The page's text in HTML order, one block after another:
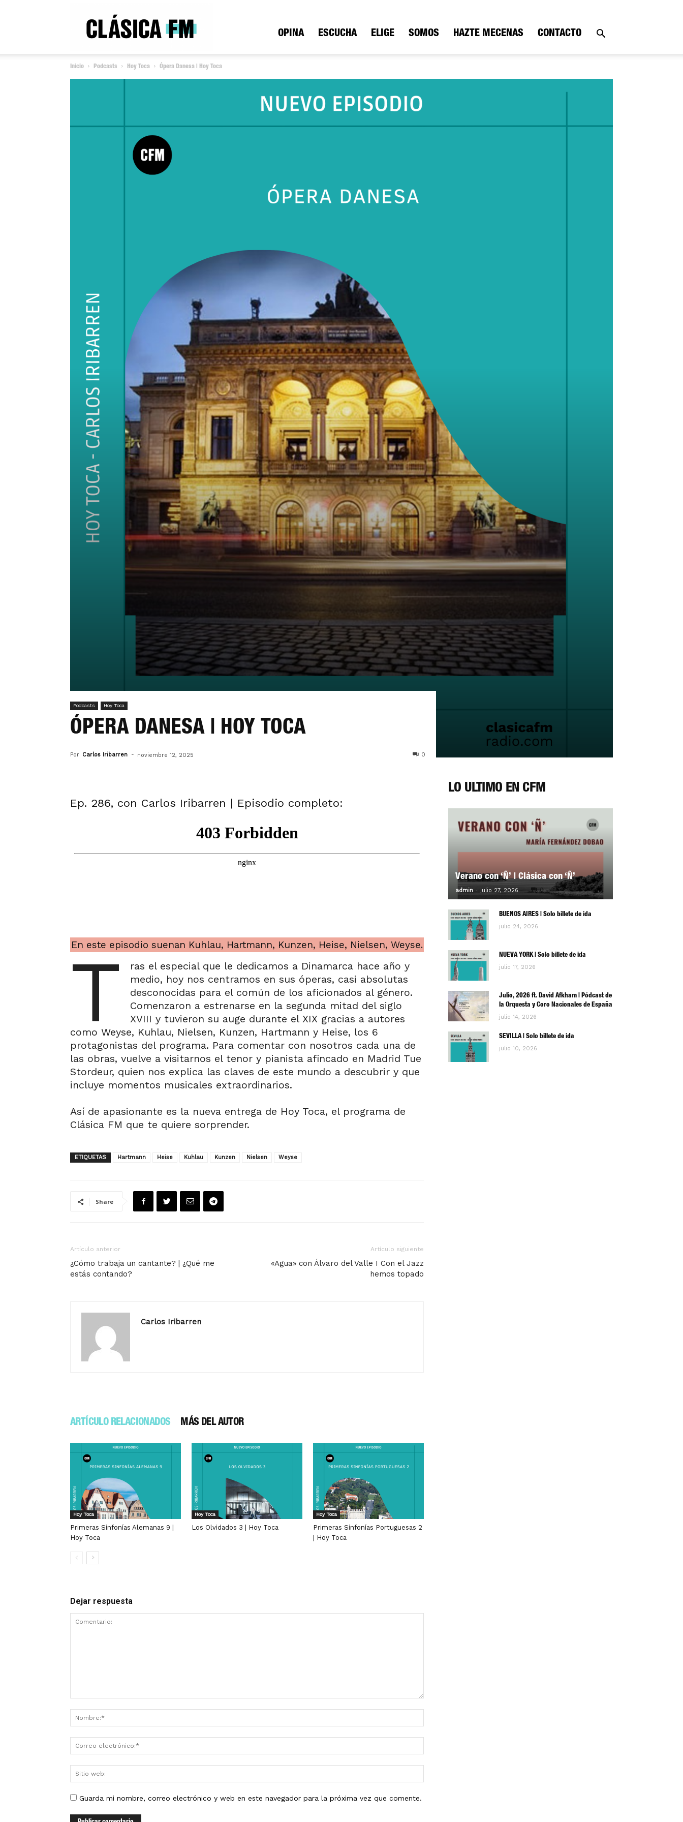
FM
OPINA ESCUCHA ELIGE SOMOS HAZTE MECENAS CONTACTO
Inicio Podcasts Hoy Toca Ópera Danesa | Hoy Toca
Podcasts Hoy Toca
ÓPERA DANESA | HOY TOCA
Por Carlos Iribarren - noviembre 12, 2025 0
Ep. 286, con Carlos Iribarren | Episodio completo:
En este episodio suenan Kuhlau, Hartmann, Kunzen, Heise, Nielsen, Weyse.
T
ras el especial que le dedicamos a Dinamarca hace año y
medio, hoy nos centramos en sus óperas, casi absolutas
desconocidas para el común de los aficionados al género.
Comenzaron a estrenarse en la segunda mitad del siglo
XVIII y tuvieron su auge durante el XIX gracias a autores
como Weyse, Kuhlau, Nielsen, Kunzen, Hartmann y Heise, los 6
protagonistas del programa. Para comentar con nosotros cada una de
las obras, vuelve a visitarnos el tenor y pianista afincado en Madrid Tue
Stordeur, quien nos explica las claves de este mundo a descubrir y que
incluye momentos musicales extraordinarios.
Así de apasionante es la nueva entrega de Hoy Toca, el programa de
Clásica FM que te quiere sorprender.
ETIQUETAS Hartmann Heise Kuhlau Kunzen Nielsen Weyse
Share
Artículo anterior
¿Cómo trabaja un cantante? | ¿Qué me
estás contando?
Artículo siguiente
«Agua» con Álvaro del Valle I Con el Jazz
hemos topado
Carlos Iribarren
ARTÍCULO RELACIONADOS MÁS DEL AUTOR
Hoy Toca
Primeras Sinfonías Alemanas 9 |
Hoy Toca
Hoy Toca
Los Olvidados 3 | Hoy Toca
Hoy Toca
Primeras Sinfonías Portuguesas 2
| Hoy Toca
Dejar respuesta
Guarda mi nombre, correo electrónico y web en este navegador para la próxima vez que comente.
LO ÚLTIMO EN CFM
Verano con ‘Ñ’ | Clásica con ‘Ñ’
admin - julio 27, 2026 0
BUENOS AIRES | Solo billete de ida
julio 24, 2026
NUEVA YORK | Solo billete de ida
julio 17, 2026
Julio, 2026 ft. David Afkham | Pódcast de
la Orquesta y Coro Nacionales de España
julio 14, 2026
SEVILLA | Solo billete de ida
julio 10, 2026